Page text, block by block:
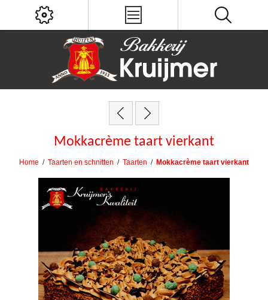
Mokkacrème taart vierkant
Home / Taarten en schnitten / Taarten / Mokkacrème taart vierkant